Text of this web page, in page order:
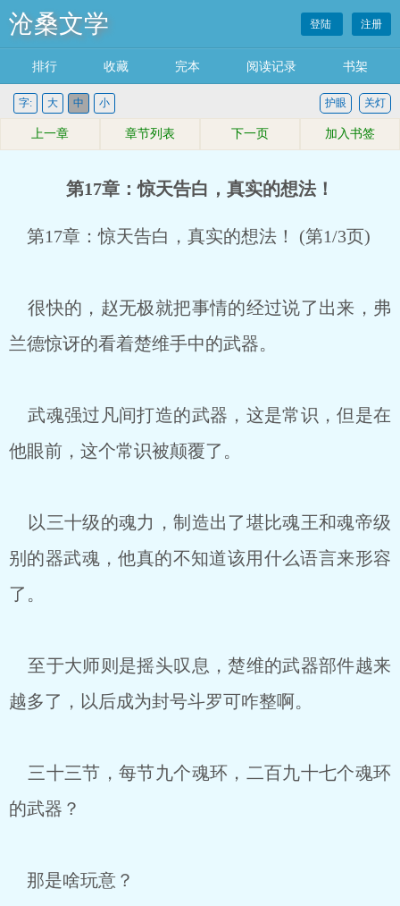
沧桑文学 登陆 注册
排行 收藏 完本 阅读记录 书架
字: 大 中 小 关灯
护眼
上一章 章节列表 下一页 加入书签
第17章：惊天告白，真实的想法！
第17章：惊天告白，真实的想法！ (第1/3页)
很快的，赵无极就把事情的经过说了出来，弗
兰德惊讶的看着楚维手中的武器。
武魂强过凡间打造的武器，这是常识，但是在
他眼前，这个常识被颠覆了。
以三十级的魂力，制造出了堪比魂王和魂帝级
别的器武魂，他真的不知道该用什么语言来形容
了。
至于大师则是摇头叹息，楚维的武器部件越来
越多了，以后成为封号斗罗可咋整啊。
三十三节，每节九个魂环，二百九十七个魂环
的武器？
那是啥玩意？